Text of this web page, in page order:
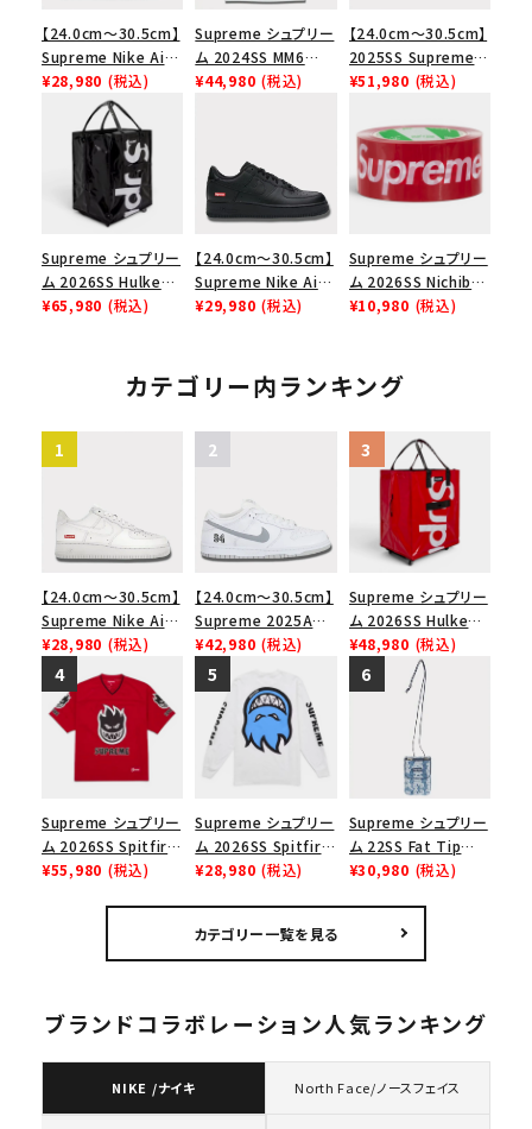
【24.0cm～30.5cm】
Supreme Nike Air
Force 1 Low シュプ
リーム ナイキエアフォ
ース１スニーカー シ
ューズ ホワイト
¥28,980 (税込)
Supreme シュプリー
ム 2024SS MM6
Maison Margiela
ワイト 白
¥44,980 (税込)
【24.0cm～30.5cm】
2025SS Supreme
GOODENOUGH
Low AF1 シュプリー
ムグッドイナフ ナイキ
エアフォース１スニー
カー シューズ ホワイ
¥51,980 (税込)
Supreme シュプリー
ム 2026SS Hulken
Rolling Tote
¥65,980 (税込)
【24.0cm～30.5cm】
Supreme Nike Air
Force 1 Low シュプ
ューズ ブラック
¥29,980 (税込)
Supreme シュプリー
ム 2026SS Nichiban
Packing Tape ニ
¥10,980 (税込)
カテゴリー内ランキング
【24.0cm～30.5cm】
Supreme Nike Air
Force 1 Low シュプ
リーム ナイキエアフォ
ース１スニーカー シ
ューズ ホワイト
¥28,980 (税込)
【24.0cm～30.5cm】
Supreme 2025AW
Nike SB Dunk Low
ナイキ SB ダンク ロ
ー スニーカー ホワイ
¥42,980 (税込)
Supreme シュプリー
ム 2026SS Hulken
Rolling Tote
Bag ハルケン ロー
リングトートバッグ
¥48,980 (税込)
Supreme シュプリー
ム 2026SS Spitfire
Football Jersey
¥55,980 (税込)
Supreme シュプリー
ム 2026SS Spitfire
L/S Tee スピットファ
¥28,980 (税込)
Supreme シュプリー
ム 22SS Fat Tip
Jacquard Denim
ムネックポーチ ブル
ー
¥30,980 (税込)
カテゴリー一覧を見る
ブランドコラボレーション人気ランキング
NIKE /ナイキ North Face/ノースフェイス